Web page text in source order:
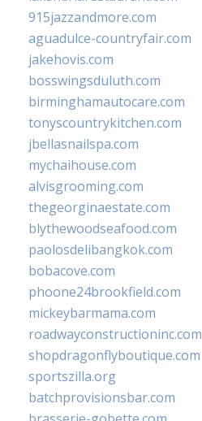
915jazzandmore.com
aguadulce-countryfair.com
jakehovis.com
bosswingsduluth.com
birminghamautocare.com
tonyscountrykitchen.com
jbellasnailspa.com
mychaihouse.com
alvisgrooming.com
thegeorginaestate.com
blythewoodseafood.com
paolosdelibangkok.com
bobacove.com
phoone24brookfield.com
mickeybarmama.com
roadwayconstructioninc.com
shopdragonflyboutique.com
sportszilla.org
batchprovisionsbar.com